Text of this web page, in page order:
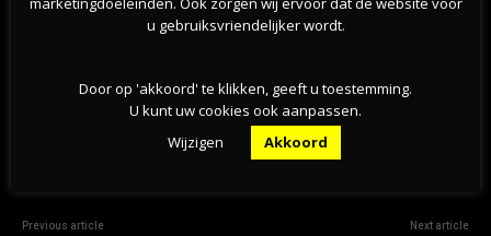
Previous article Next article
u gebruiksvriendelijker wordt.
Door op 'akkoord' te klikken, geeft u toestemming.
U kunt uw cookies ook aanpassen.
Wijzigen
Akkoord